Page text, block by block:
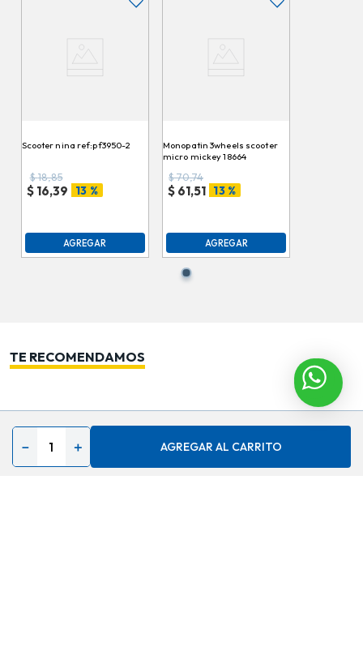
＋
－ AGREGAR AL CARRITO
Scooter nina ref:pf3950-2
$18,85
$ 16,39 13 %
AGREGAR
Monopatin 3wheels scooter
micro mickey 18664
$70,74
$ 61,51 13 %
AGREGAR
TE RECOMENDAMOS